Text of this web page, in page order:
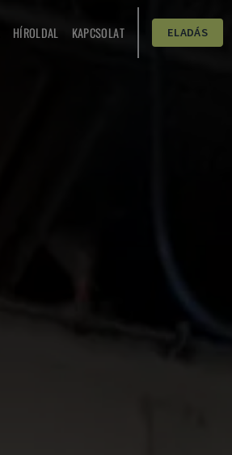
HÍROLDAL KAPCSOLAT ELADÁS